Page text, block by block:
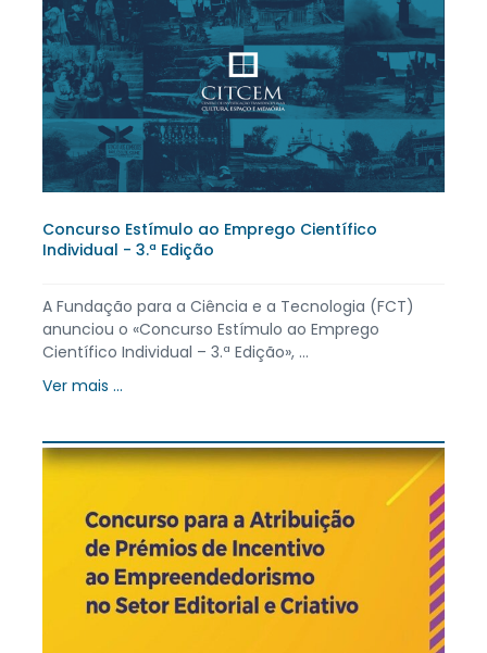
Concurso Estímulo ao Emprego Científico
Individual - 3.ª Edição
A Fundação para a Ciência e a Tecnologia (FCT)
anunciou o «Concurso Estímulo ao Emprego
Científico Individual – 3.ª Edição», ...
Ver mais ...